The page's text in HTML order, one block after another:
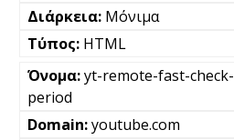
Μόνιμα
HTML
yt-remote-fast-check-
period
youtube.com